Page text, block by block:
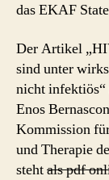
das EKAF
Der Artikel
sind unter
nicht infektiös“
Enos
Kommission
und Therapie
stehtals pdf